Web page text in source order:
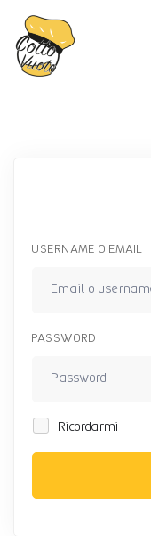
USERNAME O EMAIL
PASSWORD
Ricordarmi